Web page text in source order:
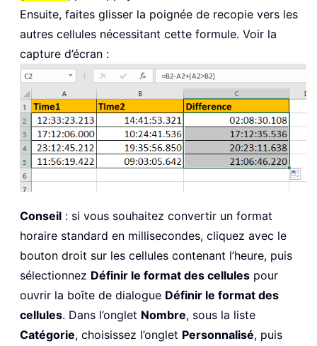
Ensuite, faites glisser la poignée de recopie vers les
autres cellules nécessitant cette formule. Voir la
capture d’écran :
Conseil : si vous souhaitez convertir un format
horaire standard en millisecondes, cliquez avec le
bouton droit sur les cellules contenant l’heure, puis
sélectionnez Définir le format des cellules pour
ouvrir la boîte de dialogue Définir le format des
cellules. Dans l’onglet Nombre, sous la liste
Catégorie, choisissez l’onglet Personnalisé, puis